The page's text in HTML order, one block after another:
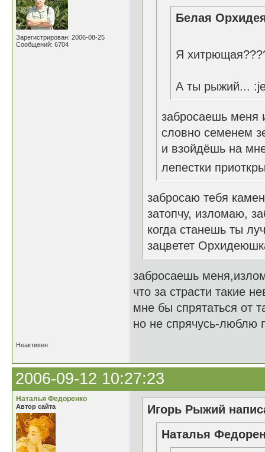
Зарегистрирован: 2006-08-25
Сообщений: 6704
Белая
Я
А ты рыжий...
забросаешь меня
словно семенем
и взойдёшь на
лепестки
забросаю тебя
затопчу, изломаю,
когда станешь ты
зацветет
забросаешь
что за страсти такие
мне бы спрятаться от
но не спрячусь-люблю
Неактивен
2006-09-12 10:27:23
Наталья Федоренко
Автор сайта
Игорь Рыжий
Наталья